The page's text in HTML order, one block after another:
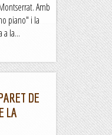
Amb
piano" i la
a la...
DE
LA